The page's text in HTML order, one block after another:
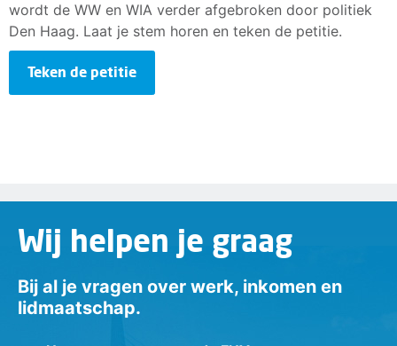
wordt de WW en WIA verder afgebroken door politiek
Den Haag. Laat je stem horen en teken de petitie.
Teken de petitie
Wij helpen je graag
Bij al je vragen over werk, inkomen en
lidmaatschap.